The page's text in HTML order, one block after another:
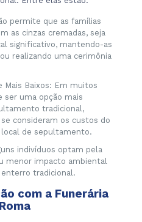
permite que as famílias
as cinzas cremadas, seja
significativo, mantendo-as
realizando uma cerimônia
Baixos: Em muitos
ser uma opção mais
tradicional,
consideram os custos do
de sepultamento.
indivíduos optam pela
menor impacto ambiental
tradicional.
com a Funerária